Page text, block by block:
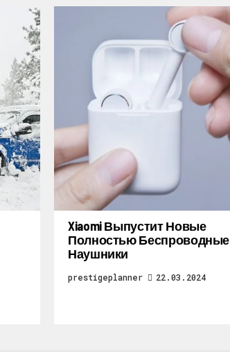
Xiaomi Выпустит Новые
Полностью Беспроводные
Наушники
prestigeplanner 22.03.2024